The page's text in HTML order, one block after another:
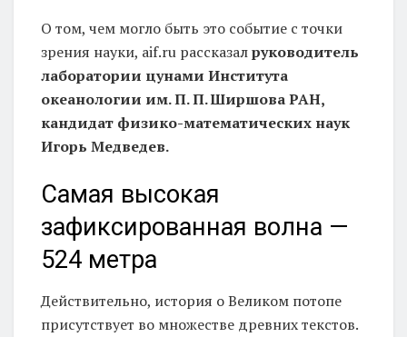
О том, чем могло быть это событие с точки
зрения науки, aif.ru рассказалруководитель
лаборатории цунами Института
океанологии им. П. П. Ширшова РАН,
кандидат физико-математических наук
Игорь Медведев.
Самая высокая
зафиксированная волна —
524 метра
Действительно, история о Великом потопе
присутствует во множестве древних текстов.